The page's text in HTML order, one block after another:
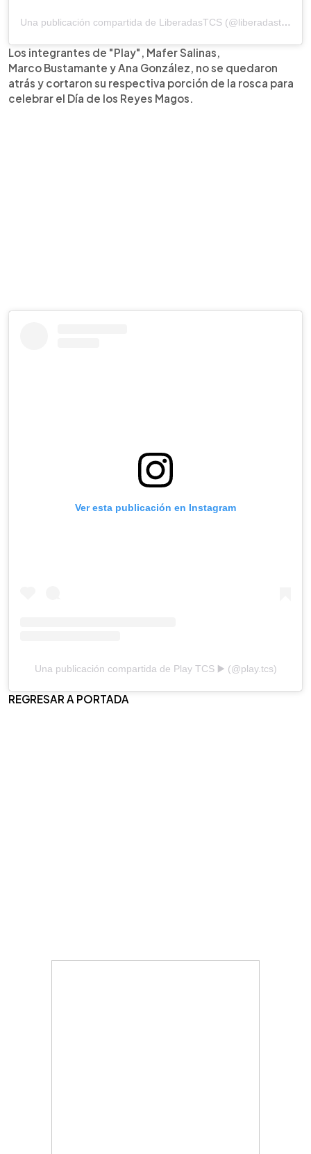
Una publicación compartida de LiberadasTCS (@liberadastcs)
Los integrantes de "Play", Mafer Salinas,
Marco Bustamante y Ana González, no se quedaron
atrás y cortaron su respectiva porción de la rosca para
celebrar el Día de los Reyes Magos.
Ver esta publicación en Instagram
Una publicación compartida de Play TCS ▶️ (@play.tcs)
REGRESAR A PORTADA